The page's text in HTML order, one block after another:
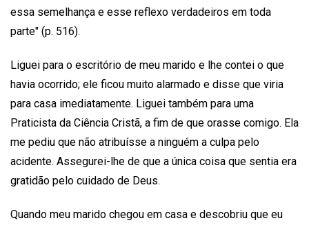
essa semelhança e esse reflexo verdadeiros em toda
parte" (p. 516).
Liguei para o escritório de meu marido e lhe contei o que
havia ocorrido; ele ficou muito alarmado e disse que viria
para casa imediatamente. Liguei também para uma
Praticista da Ciência Cristã, a fim de que orasse comigo. Ela
me pediu que não atribuísse a ninguém a culpa pelo
acidente. Assegurei-lhe de que a única coisa que sentia era
gratidão pelo cuidado de Deus.
Quando meu marido chegou em casa e descobriu que eu